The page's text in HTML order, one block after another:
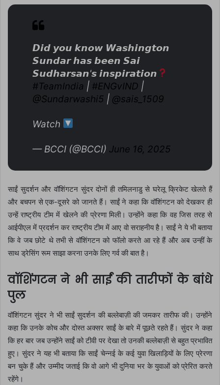
𝘿𝙞𝙙 𝙮𝙤𝙪 𝙠𝙣𝙤𝙬 𝙒𝙖𝙨𝙝𝙞𝙣𝙜𝙩𝙤𝙣
𝙎𝙪𝙣𝙙𝙖𝙧 𝙝𝙖𝙨 𝙗𝙚𝙚𝙣 𝙎𝙖𝙞
𝙎𝙪𝙙𝙝𝙖𝙧𝙨𝙖𝙣'𝙨 𝙞𝙣𝙨𝙥𝙞𝙧𝙖𝙩𝙞𝙤𝙣
#TeamIndia | #ENGvIND |
@Sundarwashi5 | @sais_1509
Watch
— BCCI (@BCCI) June 16, 2025
साईं सुदर्शन और वॉशिंगटन सुंदर दोनों ही तमिलनाडु से घरेलू क्रिकेट खेलते हैं
और बचपन से एक-दूसरे को जानते हैं। साईं ने कहा कि वॉशिंगटन को देखकर ही
उन्हें राष्ट्रीय टीम में खेलने की प्रेरणा मिली। उन्होंने कहा कि वह जिस तरह से
आईपीएल में प्रदर्शन कर राष्ट्रीय टीम में आए वो सराहनीय है। साईं ने ये भी बताया
कि वे जब छोटे थे तभी से वॉशिंगटन को फॉलो करते आ रहे हैं और अब उन्हीं के
साथ ड्रेसिंग रूम साझा करना उनके लिए गर्व की बात है।
वॉशिंगटन ने भी साईं की तारीफों के बांधे
पुल
वॉशिंगटन सुंदर ने भी साईं सुदर्शन की बल्लेबाज़ी की जमकर तारीफ की। उन्होंने
कहा कि उनके कोच और दोस्त अक्सर साईं के बारे में पूछते रहते हैं। सुंदर ने कहा
कि हर बार जब उन्होंने साईं को टीवी पर देखा तो उनकी बल्लेबाज़ी से बहुत प्रभावित
हुए। सुंदर ने यह भी बताया कि साईं चेन्नई के कई युवा खिलाड़ियों के लिए प्रेरणा
बन चुके हैं और उम्मीद जताई कि वो आगे भी दुनिया भर के युवाओं को प्रेरित करते
रहेंगे।